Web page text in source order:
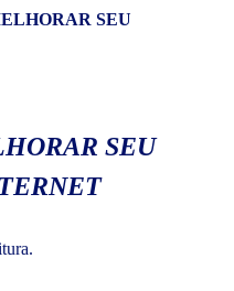
SEU
SEU